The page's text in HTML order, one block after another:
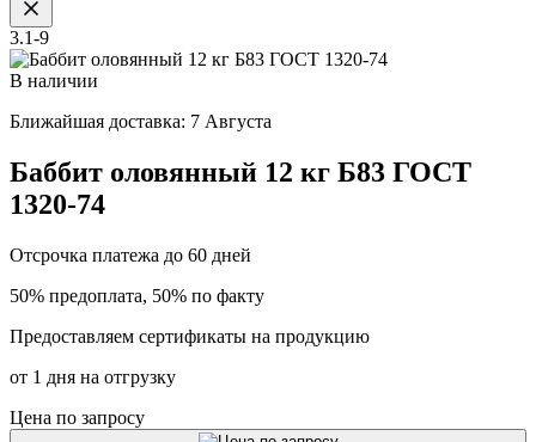
3.1-9
В наличии
Ближайшая доставка: 7 Августа
Баббит оловянный 12 кг Б83 ГОСТ
1320-74
Отсрочка платежа до 60 дней
50% предоплата, 50% по факту
Предоставляем сертификаты на продукцию
от 1 дня на отгрузку
Цена по запросу